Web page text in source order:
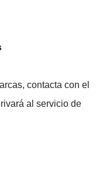
contacta con el
al servicio de